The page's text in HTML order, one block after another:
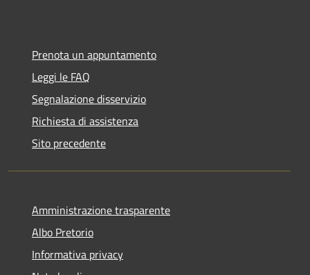
Prenota un appuntamento
Leggi le FAQ
Segnalazione disservizio
Richiesta di assistenza
Sito precedente
Amministrazione trasparente
Albo Pretorio
Informativa privacy